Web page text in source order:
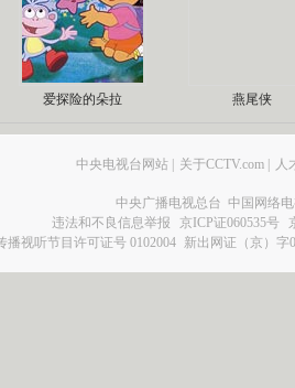
爱探险的朵拉 燕尾侠
中央电视台网站 | 关于CCTV.com | 人
中央广播电视总台 中国网络
违法和不良信息举报
京ICP证060535号
播视听节目许可证号 0102004 新出网证（京）